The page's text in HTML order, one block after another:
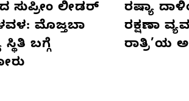
ಸುಪ್ರೀಂ ಲೀಡರ್
ಮೊಜ್ತಬಾ
ಬಗ್ಗೆ
ರಷ್ಯಾ
ರಕ್ಷಣಾ
ರಾತ್ರಿ’ಯ